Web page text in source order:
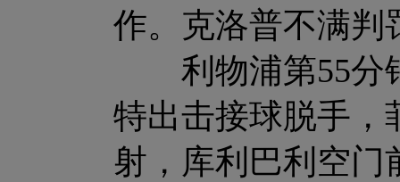
作。克洛普不满判
利物浦第55分
特出击接球脱手，
射，库利巴利空门